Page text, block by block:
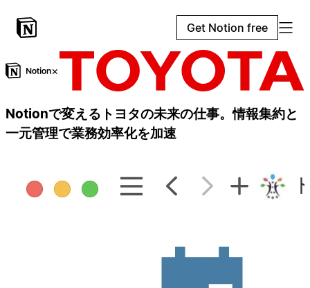
Get Notion free
×
Notionで変えるトヨタの未来の仕事。情報集約と
一元管理で業務効率化を加速